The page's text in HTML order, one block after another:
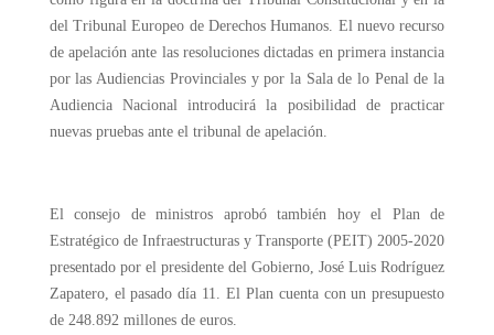
del Tribunal Europeo de Derechos Humanos. El nuevo recurso
de apelación ante las resoluciones dictadas en primera instancia
por las Audiencias Provinciales y por la Sala de lo Penal de la
Audiencia Nacional introducirá la posibilidad de practicar
nuevas pruebas ante el tribunal de apelación.
El consejo de ministros aprobó también hoy el Plan de
Estratégico de Infraestructuras y Transporte (PEIT) 2005-2020
presentado por el presidente del Gobierno, José Luis Rodríguez
Zapatero, el pasado día 11. El Plan cuenta con un presupuesto
de 248.892 millones de euros.